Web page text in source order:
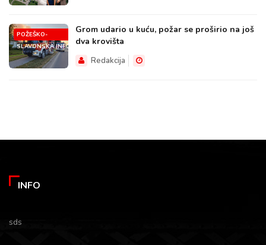
POŽEŠKO-
SLAVONSKA.INFO
Grom udario u kuću, požar se proširio na još
dva krovišta
Redakcija
INFO
sds